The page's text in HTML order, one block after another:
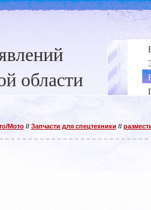
области
Мото// Запчасти для спецтехники //